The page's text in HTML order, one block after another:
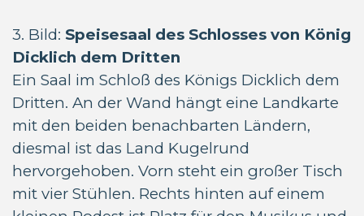
3. Bild: Speisesaal des Schlosses von König
Dicklich dem Dritten
Ein Saal im Schloß des Königs Dicklich dem
Dritten. An der Wand hängt eine Landkarte
mit den beiden benachbarten Ländern,
diesmal ist das Land Kugelrund
hervorgehoben. Vorn steht ein großer Tisch
mit vier Stühlen. Rechts hinten auf einem